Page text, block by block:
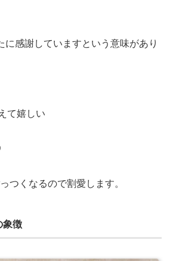
に感謝していますという意味があり
て嬉しい
つくなるので割愛します。
象徴